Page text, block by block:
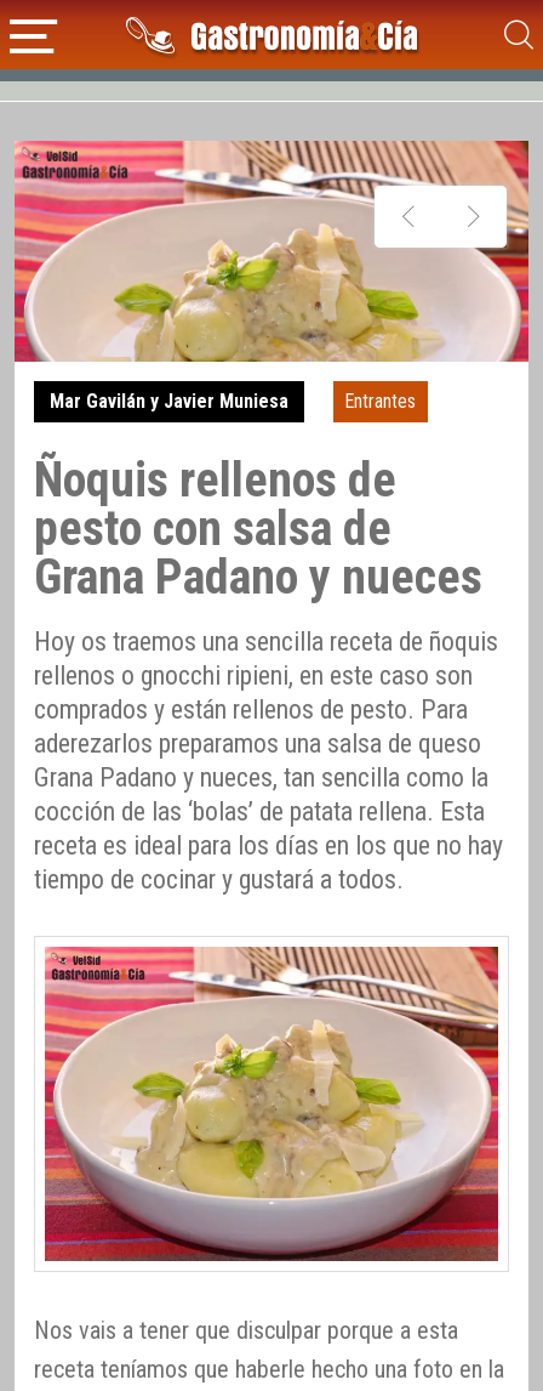
Mar Gavilán y Javier Muniesa Entrantes
Ñoquis rellenos de
pesto con salsa de
Grana Padano y nueces
Hoy os traemos una sencilla receta de ñoquis
rellenos o gnocchi ripieni, en este caso son
comprados y están rellenos de pesto. Para
aderezarlos preparamos una salsa de queso
Grana Padano y nueces, tan sencilla como la
cocción de las ‘bolas’ de patata rellena. Esta
receta es ideal para los días en los que no hay
tiempo de cocinar y gustará a todos.
Nos vais a tener que disculpar porque a esta
receta teníamos que haberle hecho una foto en la